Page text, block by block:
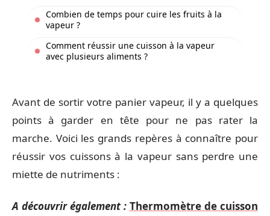
Combien de temps pour cuire les fruits à la
vapeur ?
Comment réussir une cuisson à la vapeur
avec plusieurs aliments ?
Avant de sortir votre panier vapeur, il y a quelques
points à garder en tête pour ne pas rater la
marche. Voici les grands repères à connaître pour
réussir vos cuissons à la vapeur sans perdre une
miette de nutriments :
A découvrir également : Thermomètre de cuisson